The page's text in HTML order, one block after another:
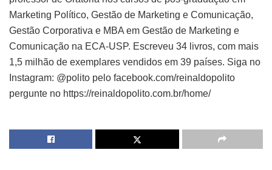
Marketing Político, Gestão de Marketing e Comunicação,
Gestão Corporativa e MBA em Gestão de Marketing e
Comunicação na ECA-USP. Escreveu 34 livros, com mais
1,5 milhão de exemplares vendidos em 39 países. Siga no
Instagram: @polito pelo facebook.com/reinaldopolito
pergunte no https://reinaldopolito.com.br/home/